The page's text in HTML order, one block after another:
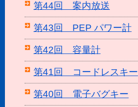
第44回 案内放送
第43回 PEP パワー計
第42回 容量計
第41回 コードレスキー
第40回 電子バグキー